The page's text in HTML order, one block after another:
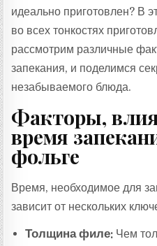
идеально приготовлен? В
во всех тонкостях
рассмотрим различные
запекания, и поделимся
незабываемого блюда.
Факторы,
время
фольге
Время, необходимое для
зависит от нескольких
Толщина филе: Чем